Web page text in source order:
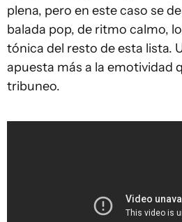
plena, pero en este caso se
balada pop, de ritmo calmo,
tónica del resto de esta lista.
apuesta más a la emotividad
tribuneo.